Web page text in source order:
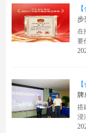
步
在
要
牌
搭
浸